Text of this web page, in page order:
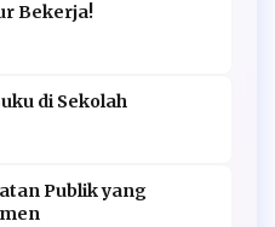
Bekerja!
di Sekolah
Publik yang